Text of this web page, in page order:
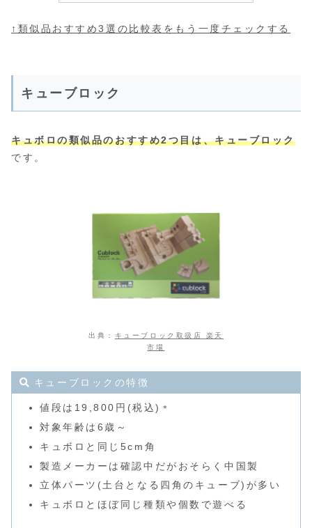
↑類似品おすすめ3選の比較表をもう一度チェックする
キューブロック
キュボロの類似品のおすすめ2つ目は、キューブロック
です。
出典：
キューブロック取扱店 楽天
市場
キューブロックの特徴
値段は19,800円(税込) ＊
対象年齢は6歳～
キュボロと同じ5cm角
製造メーカーは確認中だがおそらく中国製
立体パーツ(土台となる四角のキューブ)が多い
キュボロとほぼ同じ種類や個数で遊べる